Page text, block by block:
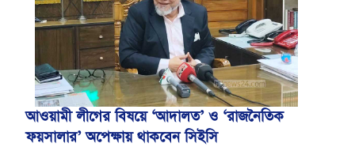
আওয়ামী লীগের বিষয়ে ‘আদালত’ ও ‘রাজনৈতিক
ফয়সালার’ অপেক্ষায় থাকবেন সিইসি